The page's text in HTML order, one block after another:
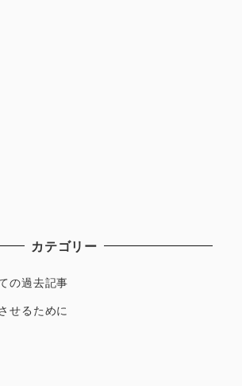
カテゴリー
の過去記事
せるために